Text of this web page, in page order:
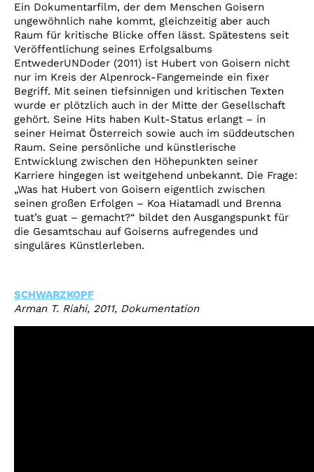
Ein Dokumentarfilm, der dem Menschen Goisern
ungewöhnlich nahe kommt, gleichzeitig aber auch
Raum für kritische Blicke offen lässt. Spätestens seit
Veröffentlichung seines Erfolgsalbums
EntwederUNDoder (2011) ist Hubert von Goisern nicht
nur im Kreis der Alpenrock-Fangemeinde ein fixer
Begriff. Mit seinen tiefsinnigen und kritischen Texten
wurde er plötzlich auch in der Mitte der Gesellschaft
gehört. Seine Hits haben Kult-Status erlangt – in
seiner Heimat Österreich sowie auch im süddeutschen
Raum. Seine persönliche und künstlerische
Entwicklung zwischen den Höhepunkten seiner
Karriere hingegen ist weitgehend unbekannt. Die Frage:
„Was hat Hubert von Goisern eigentlich zwischen
seinen großen Erfolgen – Koa Hiatamadl und Brenna
tuat’s guat – gemacht?“ bildet den Ausgangspunkt für
die Gesamtschau auf Goiserns aufregendes und
singuläres Künstlerleben.
SCHWARZKOPF
Arman T. Riahi, 2011, Dokumentation